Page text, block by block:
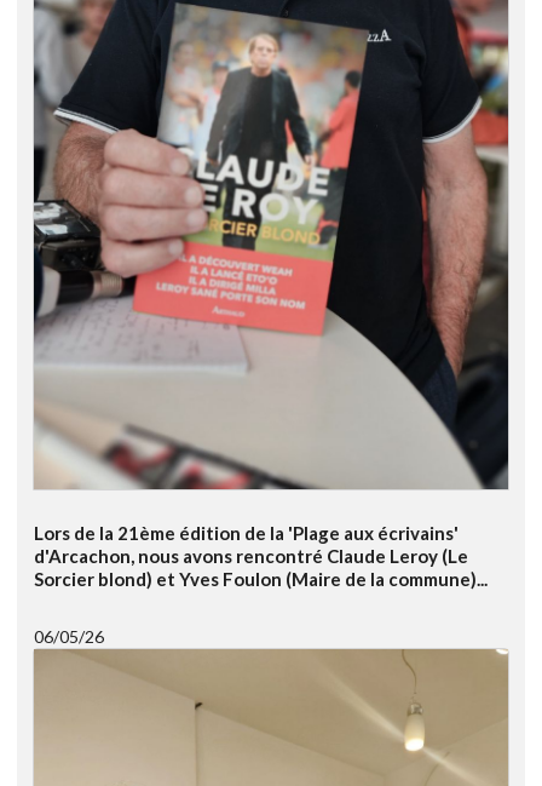
Lors de la 21ème édition de la 'Plage aux écrivains'
d'Arcachon, nous avons rencontré Claude Leroy (Le
Sorcier blond) et Yves Foulon (Maire de la commune)...
06/05/26